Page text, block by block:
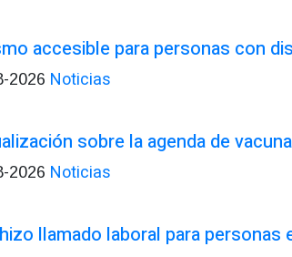
accesible para personas con
2026 Noticias
sobre la agenda de
2026 Noticias
llamado laboral para